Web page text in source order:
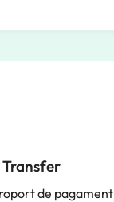
de pagament